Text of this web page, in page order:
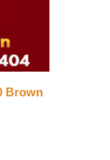
Brown